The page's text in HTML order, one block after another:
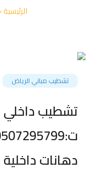
الرئيسية
تشطيب مباني الرياض
تشطيب داخلي
دهانات